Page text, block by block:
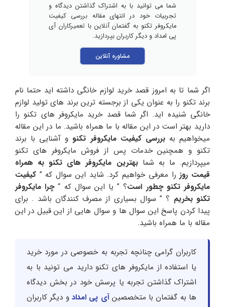
شما می توانید با به اشتراک گذاشتن دیدگاه و
تجربیات خود در انتهای مقاله بررسی کیفیت
مایکروفر تکنو به گفتمان آنلاین با تعمیرکاران آی
پی امداد و دیگر کاربران بپردازید.
مشاوره آنلاین
اگر شما تا به امروز قصد خرید لوازم خانگی داشته اید حتما نام
برند تکنو را به عنوان یکی از برجسته ترین برند های تولید لوازم
خانگی شنیده اید. اگر شما قصد خرید مایکروفر های تکنو را
دارید بهتر است در این مقاله با ما همراه باشید. ما در این مقاله
میخواهیم بهبررسی کیفیت مایکروفر تکنو و آشنایی با برند
تکنو و همچنین خدمات پس از فروش مایکروفر های تکنو
میپردازیم. ما به شمابهترین مایکروفر های تکنو به همراه
قیمت روز را معرفی خواهیم کرد. شاید این سوال که ” کیفیت
مایکروفر تکنو چطور است؟ ” یا این سوال که “چرا مایکروفر
تکنو بخریم ؟ ” سوال بسیاری از مصرف کنندگان باشد . برای
پیدا کردن پاسخ این سوال ها و سوال هایی از این قبیل در این
مقاله با ما همراه باشید.
کاربران گرامی چنانچه تجربه به خصوصی در مورد خرید
یا استفاده از مایکروفر های تکنو دارید می تونید با به
اشتراک گذاشتن تجربه یا پرسش خود در بخش دیدگاه
ها به گفتمان با متخصصینآی پی امداد و دیگر کاربران